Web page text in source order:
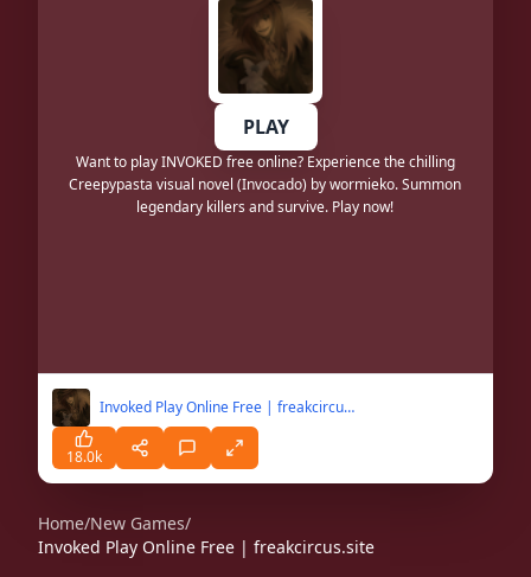
PLAY
Want to play INVOKED free online? Experience the chilling
Creepypasta visual novel (Invocado) by wormieko. Summon
legendary killers and survive. Play now!
Invoked Play Online Free | freakcircus.site
18.0k
Home/New Games/
Invoked Play Online Free | freakcircus.site